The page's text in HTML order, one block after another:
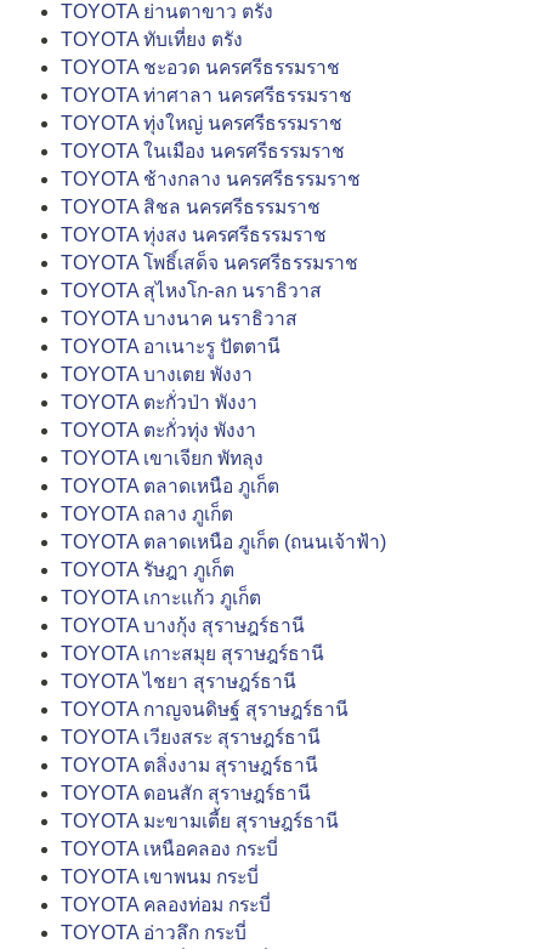
TOYOTA ย่านตาขาว ตรัง
TOYOTA ทับเที่ยง ตรัง
TOYOTA ชะอวด นครศรีธรรมราช
TOYOTA ท่าศาลา นครศรีธรรมราช
TOYOTA ทุ่งใหญ่ นครศรีธรรมราช
TOYOTA ในเมือง นครศรีธรรมราช
TOYOTA ช้างกลาง นครศรีธรรมราช
TOYOTA สิชล นครศรีธรรมราช
TOYOTA ทุ่งสง นครศรีธรรมราช
TOYOTA โพธิ์เสด็จ นครศรีธรรมราช
TOYOTA สุไหงโก-ลก นราธิวาส
TOYOTA บางนาค นราธิวาส
TOYOTA อาเนาะรู ปัตตานี
TOYOTA บางเตย พังงา
TOYOTA ตะกั่วป่า พังงา
TOYOTA ตะกั่วทุ่ง พังงา
TOYOTA เขาเจียก พัทลุง
TOYOTA ตลาดเหนือ ภูเก็ต
TOYOTA ถลาง ภูเก็ต
TOYOTA ตลาดเหนือ ภูเก็ต (ถนนเจ้าฟ้า)
TOYOTA รัษฎา ภูเก็ต
TOYOTA เกาะแก้ว ภูเก็ต
TOYOTA บางกุ้ง สุราษฎร์ธานี
TOYOTA เกาะสมุย สุราษฎร์ธานี
TOYOTA ไชยา สุราษฎร์ธานี
TOYOTA กาญจนดิษฐ์ สุราษฎร์ธานี
TOYOTA เวียงสระ สุราษฎร์ธานี
TOYOTA ตลิ่งงาม สุราษฎร์ธานี
TOYOTA ดอนสัก สุราษฎร์ธานี
TOYOTA มะขามเตี้ย สุราษฎร์ธานี
TOYOTA เหนือคลอง กระบี่
TOYOTA เขาพนม กระบี่
TOYOTA คลองท่อม กระบี่
TOYOTA อ่าวลึก กระบี่